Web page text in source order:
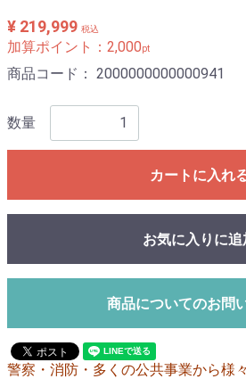
¥ 219,999 税込
加算ポイント： 2,000pt
商品コード： 2000000000000941
数量
カートに入れ
お気に入りに追
商品についてのお問
警察・消防・多くの公共事業から様